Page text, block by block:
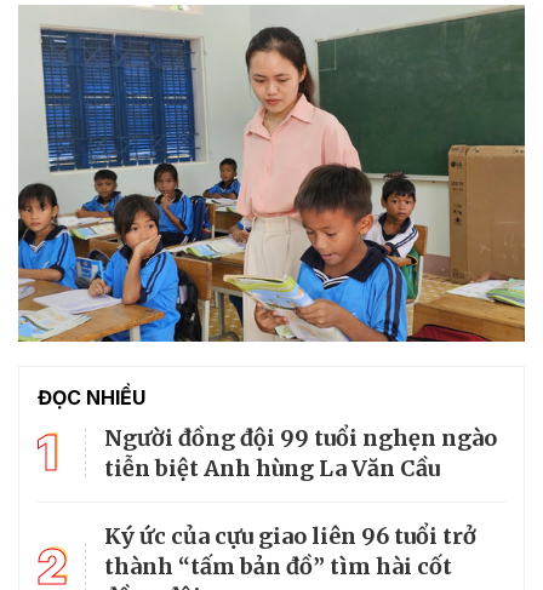
ĐỌC NHIỀU
1
Người đồng đội 99 tuổi nghẹn ngào
tiễn biệt Anh hùng La Văn Cầu
2
Ký ức của cựu giao liên 96 tuổi trở
thành “tấm bản đồ” tìm hài cốt